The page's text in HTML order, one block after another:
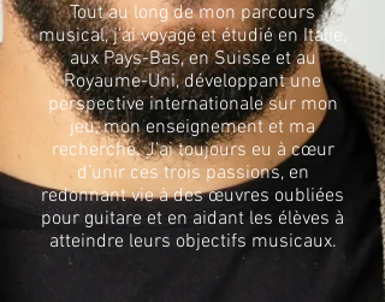
Tout au long de mon parcours
musical, j’ai voyagé et étudié en Italie,
aux Pays-Bas, en Suisse et au
Royaume-Uni, développant une
perspective internationale sur mon
jeu, mon enseignement et ma
recherche. J’ai toujours eu à cœur
d’unir ces trois passions, en
redonnant vie à des œuvres oubliées
pour guitare et en aidant les élèves à
atteindre leurs objectifs musicaux.